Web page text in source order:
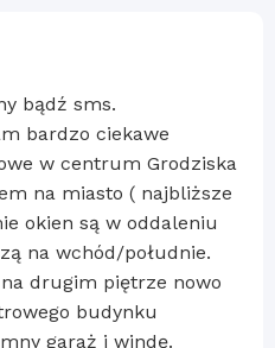
bądź sms.
bardzo ciekawe
w centrum Grodziska
na miasto ( najbliższe
okien są w oddaleniu
na wchód/południe.
drugim piętrze nowo
budynku
garaż i windę.